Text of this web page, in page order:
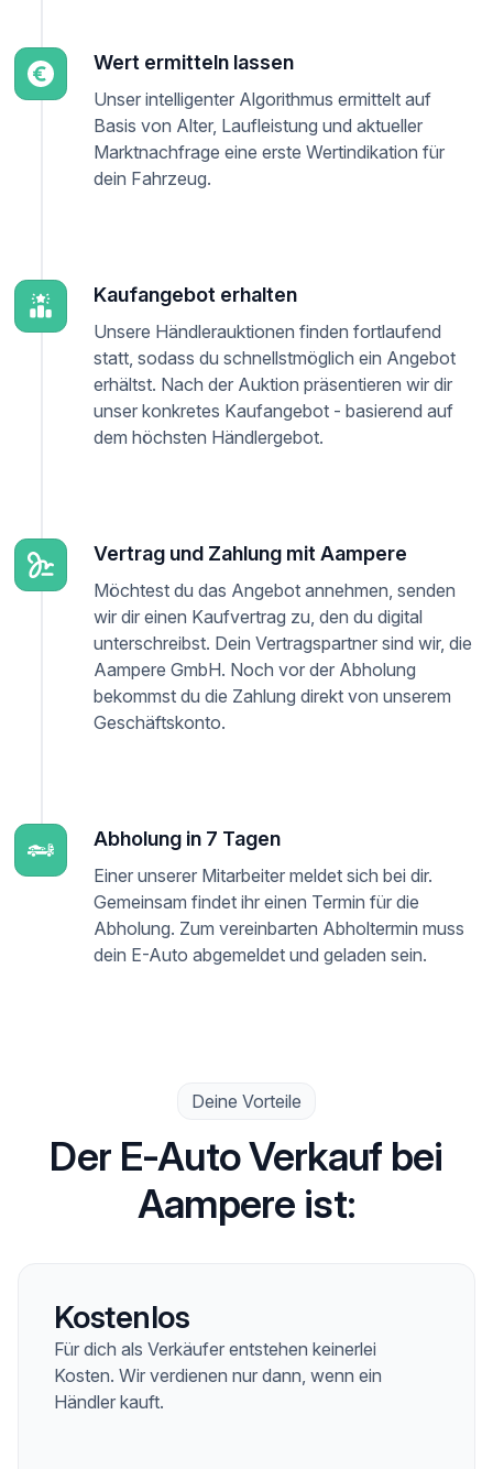
Wert ermitteln lassen
Unser intelligenter Algorithmus ermittelt auf
Basis von Alter, Laufleistung und aktueller
Marktnachfrage eine erste Wertindikation für
dein Fahrzeug.
Kaufangebot erhalten
Unsere Händlerauktionen finden fortlaufend
statt, sodass du schnellstmöglich ein Angebot
erhältst. Nach der Auktion präsentieren wir dir
unser konkretes Kaufangebot - basierend auf
dem höchsten Händlergebot.
Vertrag und Zahlung mit Aampere
Möchtest du das Angebot annehmen, senden
wir dir einen Kaufvertrag zu, den du digital
unterschreibst. Dein Vertragspartner sind wir, die
Aampere GmbH. Noch vor der Abholung
bekommst du die Zahlung direkt von unserem
Geschäftskonto.
Abholung in 7 Tagen
Einer unserer Mitarbeiter meldet sich bei dir.
Gemeinsam findet ihr einen Termin für die
Abholung. Zum vereinbarten Abholtermin muss
dein E-Auto abgemeldet und geladen sein.
Deine Vorteile
Der E-Auto Verkauf bei
Aampere ist:
Kostenlos
Für dich als Verkäufer entstehen keinerlei
Kosten. Wir verdienen nur dann, wenn ein
Händler kauft.